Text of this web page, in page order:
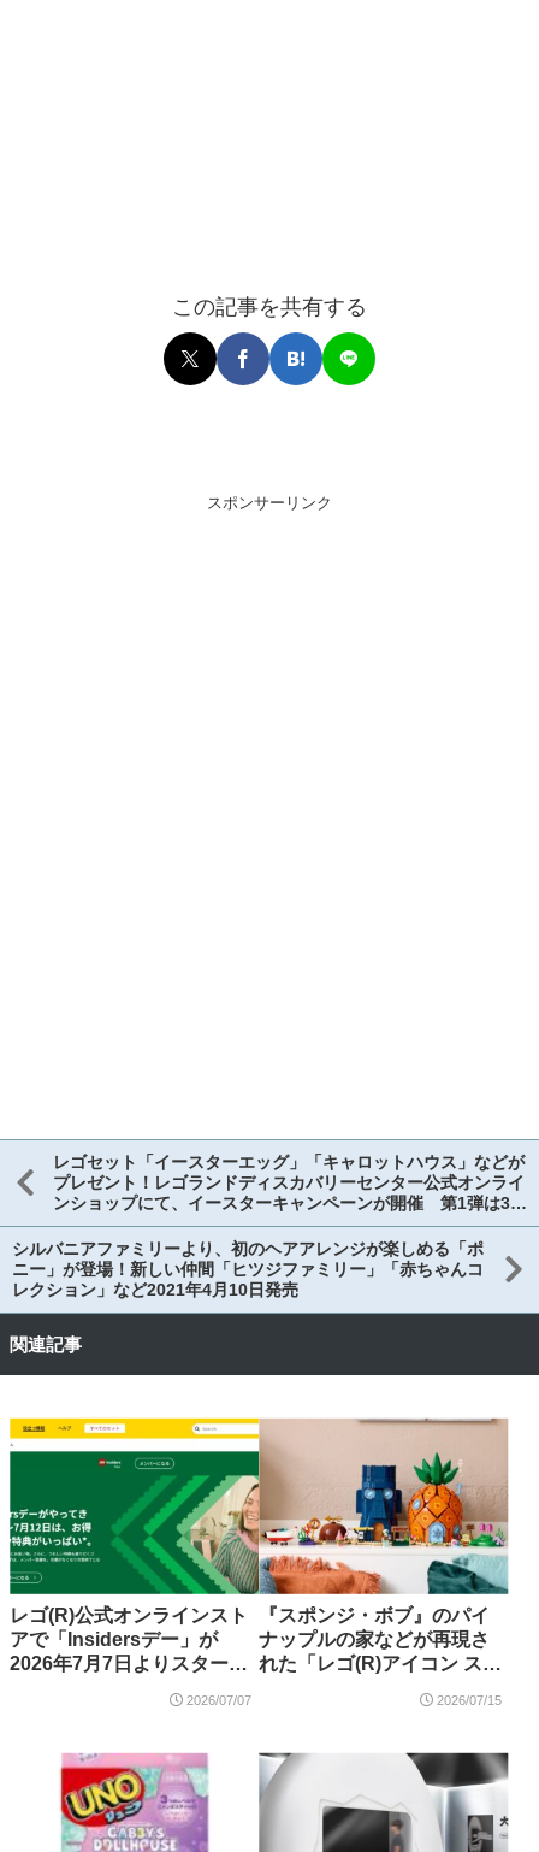
この記事を共有する
スポンサーリンク
レゴセット「イースターエッグ」「キャロットハウス」などが
プレゼント！レゴランドディスカバリーセンター公式オンライ
ンショップにて、イースターキャンペーンが開催 第1弾は3月
6日スタート
シルバニアファミリーより、初のヘアアレンジが楽しめる「ポ
ニー」が登場！新しい仲間「ヒツジファミリー」「赤ちゃんコ
レクション」など2021年4月10日発売
関連記事
レゴ(R)公式オンラインスト
アで「Insidersデー」が
2026年7月7日よりスター
ント（40912）」など
2026/07/07
『スポンジ・ボブ』のパイ
ナップルの家などが再現さ
れた「レゴ(R)アイコン スポ
（11386）」が2026年9月新
2026/07/15